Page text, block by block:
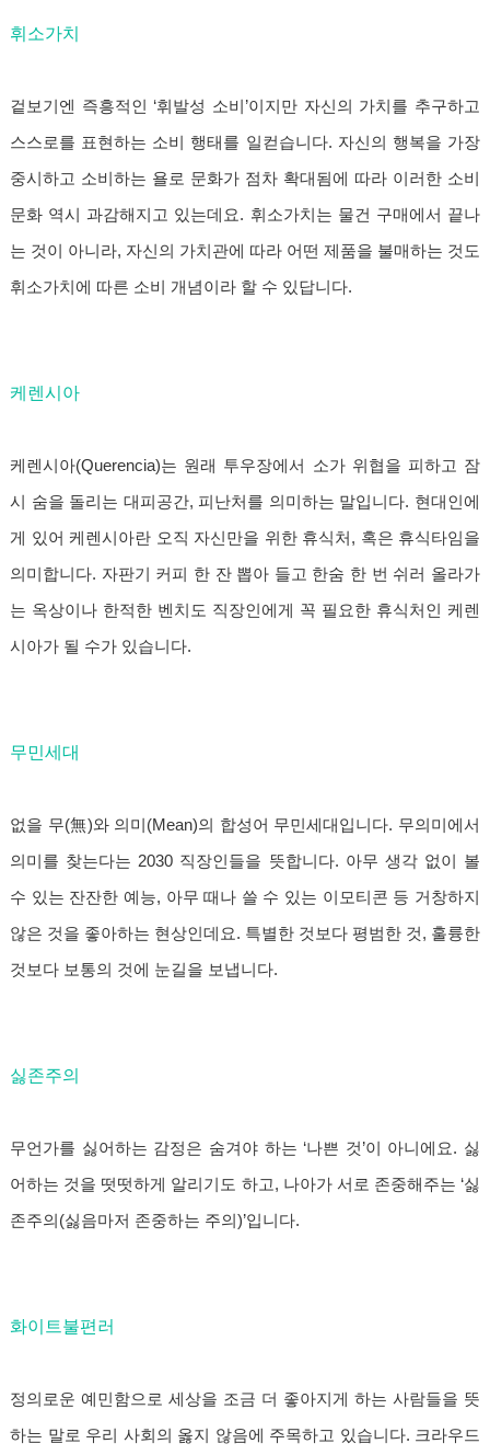
휘소가치
겉보기엔 즉흥적인 ‘휘발성 소비’이지만 자신의 가치를 추구하고
스스로를 표현하는 소비 행태를 일컫습니다. 자신의 행복을 가장
중시하고 소비하는 욜로 문화가 점차 확대됨에 따라 이러한 소비
문화 역시 과감해지고 있는데요. 휘소가치는 물건 구매에서 끝나
는 것이 아니라, 자신의 가치관에 따라 어떤 제품을 불매하는 것도
휘소가치에 따른 소비 개념이라 할 수 있답니다.
케렌시아
케렌시아(Querencia)는 원래 투우장에서 소가 위협을 피하고 잠
시 숨을 돌리는 대피공간, 피난처를 의미하는 말입니다. 현대인에
게 있어 케렌시아란 오직 자신만을 위한 휴식처, 혹은 휴식타임을
의미합니다. 자판기 커피 한 잔 뽑아 들고 한숨 한 번 쉬러 올라가
는 옥상이나 한적한 벤치도 직장인에게 꼭 필요한 휴식처인 케렌
시아가 될 수가 있습니다.
무민세대
없을 무(無)와 의미(Mean)의 합성어 무민세대입니다. 무의미에서
의미를 찾는다는 2030 직장인들을 뜻합니다. 아무 생각 없이 볼
수 있는 잔잔한 예능, 아무 때나 쓸 수 있는 이모티콘 등 거창하지
않은 것을 좋아하는 현상인데요. 특별한 것보다 평범한 것, 훌륭한
것보다 보통의 것에 눈길을 보냅니다.
싫존주의
무언가를 싫어하는 감정은 숨겨야 하는 ‘나쁜 것’이 아니에요. 싫
어하는 것을 떳떳하게 알리기도 하고, 나아가 서로 존중해주는 ‘싫
존주의(싫음마저 존중하는 주의)’입니다.
화이트불편러
정의로운 예민함으로 세상을 조금 더 좋아지게 하는 사람들을 뜻
하는 말로 우리 사회의 옳지 않음에 주목하고 있습니다. 크라우드